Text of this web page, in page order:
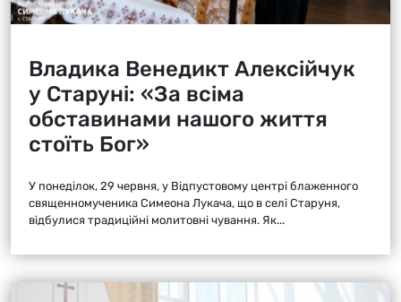
Владика Венедикт Алексійчук
у Старуні: «За всіма
обставинами нашого життя
стоїть Бог»
У понеділок, 29 червня, у Відпустовому центрі блаженного
священномученика Симеона Лукача, що в селі Старуня,
відбулися традиційні молитовні чування. Як...